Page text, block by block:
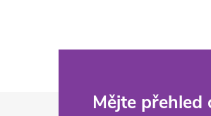
Mějte přehled